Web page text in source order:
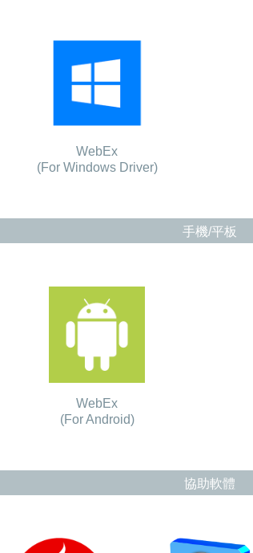
WebEx
(For Windows Driver)
手機/平板
WebEx
(For Android)
協助軟體